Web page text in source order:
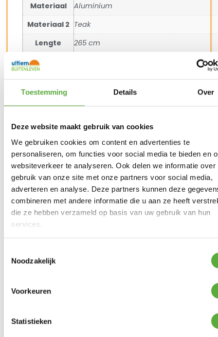
Toestemming Details Over
Deze website maakt gebruik van cookies
We gebruiken cookies om content en advertenties te
personaliseren, om functies voor social media te bieden en
websiteverkeer te analyseren. Ook delen we informatie over
gebruik van onze site met onze partners voor social media,
adverteren en analyse. Deze partners kunnen deze
combineren met andere informatie die u aan ze heeft
die ze hebben verzameld op basis van uw gebruik van hun
services.
Noodzakelijk
Voorkeuren
Statistieken
Materiaal
Aluminium
Materiaal 2 Teak
Lengte
265 cm
Breedte
Diepte
82 cm
zitplaatsen
Zit hoogte
41 cm
SKU
XL – Light Antraciet